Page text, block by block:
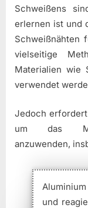
Schweißens
erlernen ist und
Schweißnähten
vielseitige
Materialien wie
verwendet
Jedoch
um das
anzuwenden,
und